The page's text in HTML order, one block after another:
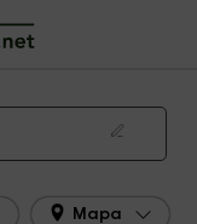
Mapa